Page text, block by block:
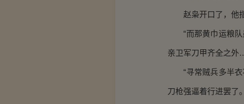
赵枭开口了，他指
“而那黄巾运粮队
亲卫军刀甲齐全之外
“寻常贼兵多半衣
刀枪强逼着行进罢了